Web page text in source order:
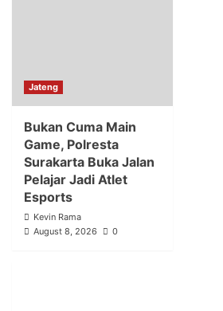
Jateng
Bukan Cuma Main
Game, Polresta
Surakarta Buka Jalan
Pelajar Jadi Atlet
Esports
Kevin Rama
August 8, 2026
0